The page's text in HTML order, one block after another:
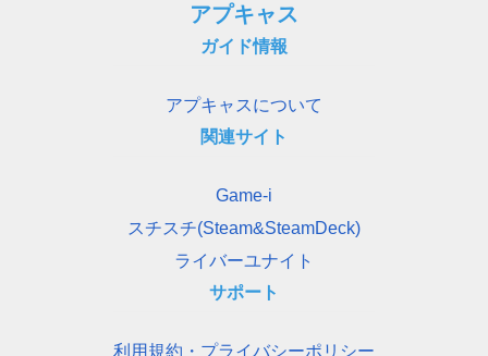
アプキャス
ガイド情報
アプキャスについて
関連サイト
Game-i
スチスチ(Steam&SteamDeck)
ライバーユナイト
サポート
利用規約・プライバシーポリシー